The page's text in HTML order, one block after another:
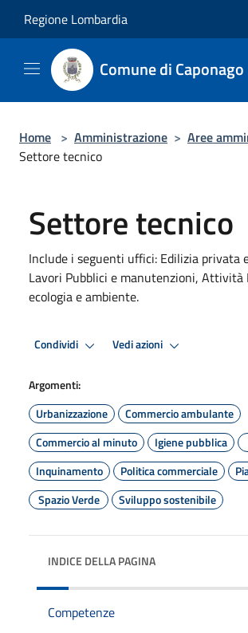
Regione Lombardia
Comune di Caponago
Home > Amministrazione > Aree
Settore tecnico
Settore tecnico
Include i seguenti uffici: Edilizia privata
Lavori Pubblici e manutenzioni,
ecologia e ambiente.
Condividi Vedi azioni
Argomenti:
Urbanizzazione
Commercio ambulante
Commercio al minuto
Igiene pubblica
Inquinamento
Politica commerciale
Spazio Verde
Sviluppo sostenibile
INDICE DELLA PAGINA
Competenze